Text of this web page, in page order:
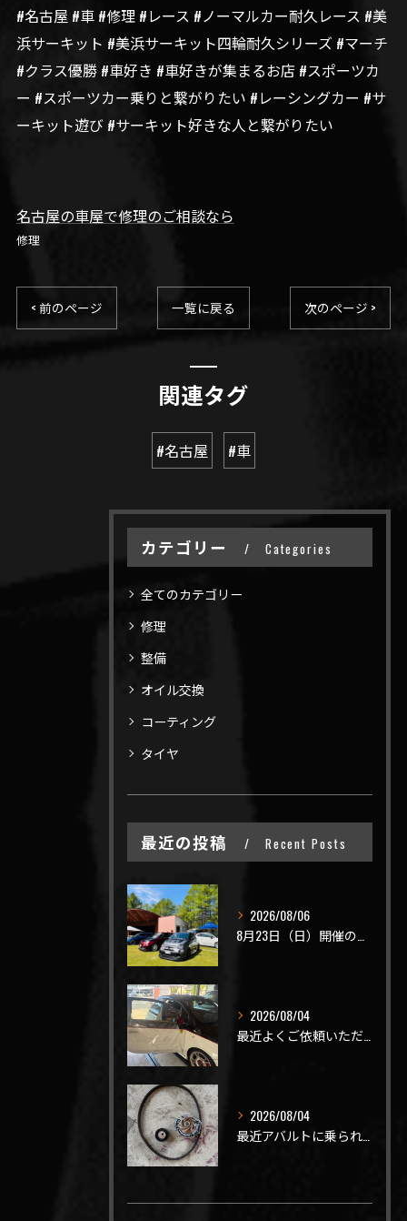
#名古屋 #車 #修理 #レース #ノーマルカー耐久レース #美
浜サーキット #美浜サーキット四輪耐久シリーズ #マーチ
#クラス優勝 #車好き #車好きが集まるお店 #スポーツカ
ー #スポーツカー乗りと繋がりたい #レーシングカー #サ
ーキット遊び #サーキット好きな人と繋がりたい
名古屋の車屋で修理のご相談なら
修理
< 前のページ 一覧に戻る 次のページ >
関連タグ
#名古屋 #車
カテゴリー Categories
全てのカテゴリー
修理
整備
オイル交換
コーティング
タイヤ
最近の投稿 Recent Posts
2026/08/06
2026/08/04
2026/08/04